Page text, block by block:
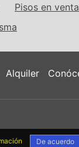
Pisos en
Alquiler
De acuerdo